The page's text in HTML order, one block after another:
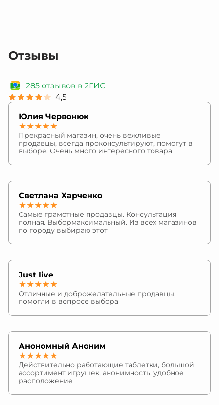
Отзывы
285 отзывов в 2ГИС
4,5
Юлия Червонюк
★★★★★
Прекрасный магазин, очень вежливые
продавцы, всегда проконсультируют, помогут в
выборе. Очень много интересного товара
Светлана Харченко
★★★★★
Самые грамотные продавцы. Консультация
полная. Выбормаксимальный. Из всех магазинов
по городу выбираю этот
Just live
★★★★★
Отличные и доброжелательные продавцы,
помогли в вопросе выбора
Анономный Аноним
★★★★★
Действительно работающие таблетки, большой
ассортимент игрушек, анонимность, удобное
расположение